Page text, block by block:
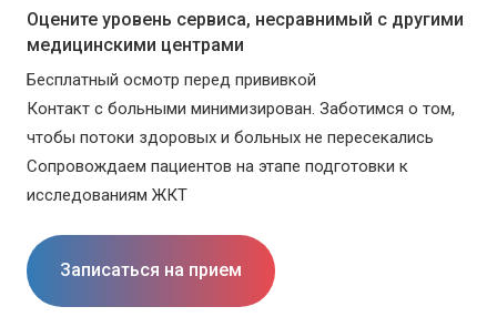
Оцените уровень сервиса, несравнимый с другими
медицинскими центрами
Бесплатный осмотр перед прививкой
Контакт с больными минимизирован. Заботимся о том,
чтобы потоки здоровых и больных не пересекались
Сопровождаем пациентов на этапе подготовки к
исследованиям ЖКТ
Записаться на прием